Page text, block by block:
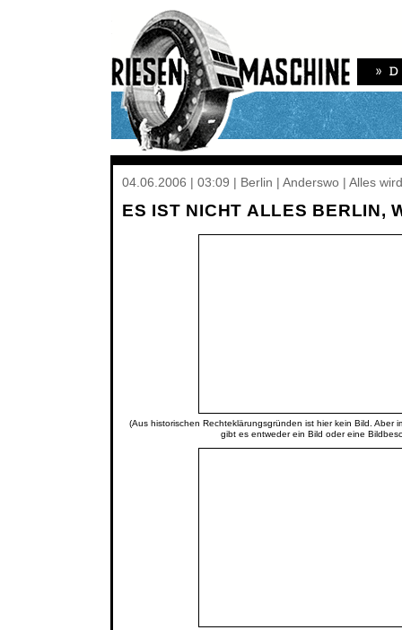
04.06.2006 | 03:09 | Berlin | Anderswo | Alles
ES IST NICHT ALLES BERLIN,
(Aus historischen Rechteklärungsgründen ist hier kein Bild. Aber
gibt es entweder ein Bild oder eine